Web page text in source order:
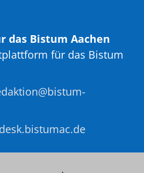
das Bistum Aachen
für das Bistum